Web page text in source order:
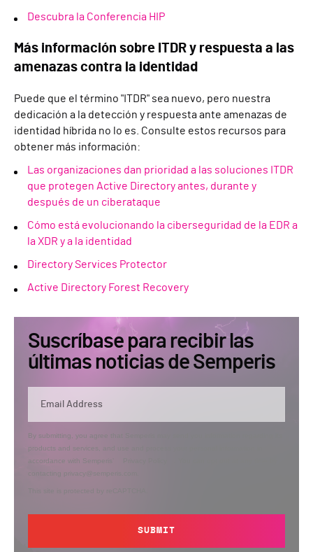
Descubra la Conferencia HIP
Más información sobre ITDR y respuesta a las
amenazas contra la identidad
Puede que el término "ITDR" sea nuevo, pero nuestra
dedicación a la detección y respuesta ante amenazas de
identidad híbrida no lo es. Consulte estos recursos para
obtener más información:
Las organizaciones dan prioridad a las soluciones ITDR
que protegen Active Directory antes, durante y
después de un ciberataque
Cómo está evolucionando la ciberseguridad de la EDR a
la XDR y a la identidad
Directory Services Protector
Active Directory Forest Recovery
Suscríbase para recibir las
últimas noticias de Semperis
By submitting, you agree that Semperis may send you information regarding its
products and services, and use and process your personal information in
accordance with Semperis’
contacting privacy@semperis.com.
This site is protected by reCAPTCHA.
SUBMIT